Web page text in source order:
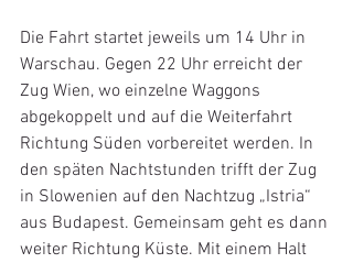
Die Fahrt startet jeweils um 14 Uhr in
Warschau. Gegen 22 Uhr erreicht der
Zug Wien, wo einzelne Waggons
abgekoppelt und auf die Weiterfahrt
Richtung Süden vorbereitet werden. In
den späten Nachtstunden trifft der Zug
in Slowenien auf den Nachtzug „Istria“
aus Budapest. Gemeinsam geht es dann
weiter Richtung Küste. Mit einem Halt